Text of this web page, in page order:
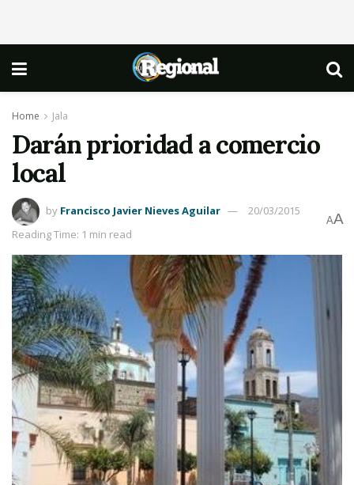
Home Jala
Darán prioridad a comercio
local
by Francisco Javier Nieves Aguilar
20/03/2015
Reading Time: 1 min read
AA